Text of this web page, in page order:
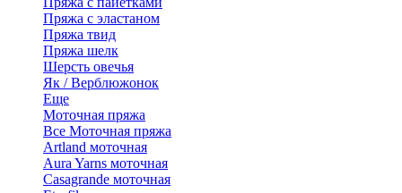
Пряжа с эластаном
Пряжа твид
Пряжа шелк
Шерсть овечья
Як / Верблюжонок
Еще
Моточная пряжа
Все Моточная пряжа
Artland моточная
Aura Yarns моточная
Casagrande моточная